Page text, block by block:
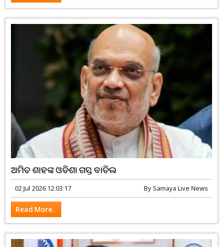
ଅମିତ ଶାହଙ୍କ ଓଡିଶା ଗସ୍ତ ବାତିଲ
02 Jul 2026 12:03:17 BySamaya Live News
Read More...